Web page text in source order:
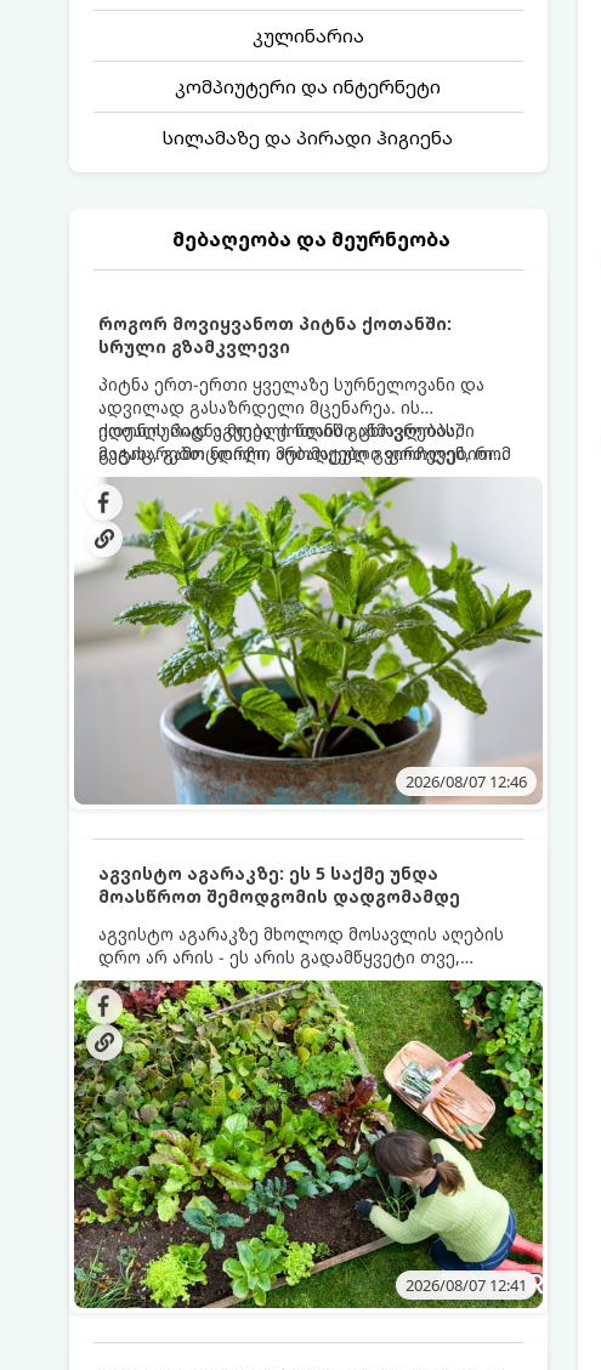
კულინარია
კომპიუტერი და ინტერნეტი
სილამაზე და პირადი ჰიგიენა
მებაღეობა და მეურნეობა
როგორ მოვიყვანოთ პიტნა ქოთანში:
სრული გზამკვლევი
პიტნა ერთ-ერთი ყველაზე სურნელოვანი და
ადვილად გასაზრდელი მცენარეა. ის
იდეალურად ეგუება ქოთანში ცხოვრებას,
მეტიც, გამოცდილი მებაღეები გვირჩევენ, რომ
პიტნა მხოლოდ ქოთანში მოვიყვანოთ, რადგან
ღია გრუნტში (ბაღში) დარგვისას ის ფესვებით
ძალიან სწრაფად ვრცელდება და სხვა
მცენარეებს ავიწროებს.
ქოთნის პიტნა მთელი წლის განმავლობაში
გაგახარებთ ნორჩი, არომატული ფოთლებით
ჩაის, ლიმონათისა თუ კერძებისთვის.
2026/08/07 12:46
აგვისტო აგარაკზე: ეს 5 საქმე უნდა
მოასწროთ შემოდგომის დადგომამდე
აგვისტო აგარაკზე მხოლოდ მოსავლის აღების
დრო არ არის - ეს არის გადამწყვეტი თვე,
როდესაც საფუძველი ეყრება მომავალი წლის
მოსავალს და ბაღი მზადდება შემოდგომა-
ზამთრის სეზონისთვის. იმისათვის, რომ
ნიადაგმა ენერგია აღიდგინოს, ხოლო
მცენარეებმა ზამთარს გაუძლონ, აგვისტოს
ბოლომდე 5 მნიშვნელოვანი საქმის გაკეთება
უნდა მოასწროთ:
2026/08/07 12:41